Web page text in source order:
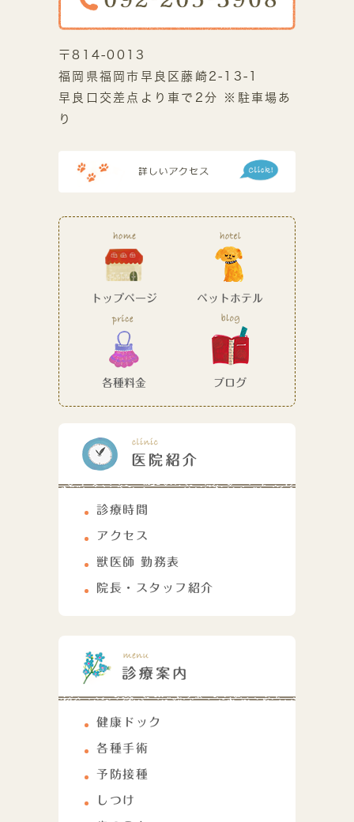
〒814-0013
福岡県福岡市早良区藤崎2-13-1
早良口交差点より車で2分 ※駐車場あ
り
トップページ ペットホテル
各種料金 ブログ
診療時間
アクセス
獣医師 勤務表
院長・スタッフ紹介
健康ドック
各種手術
予防接種
しつけ